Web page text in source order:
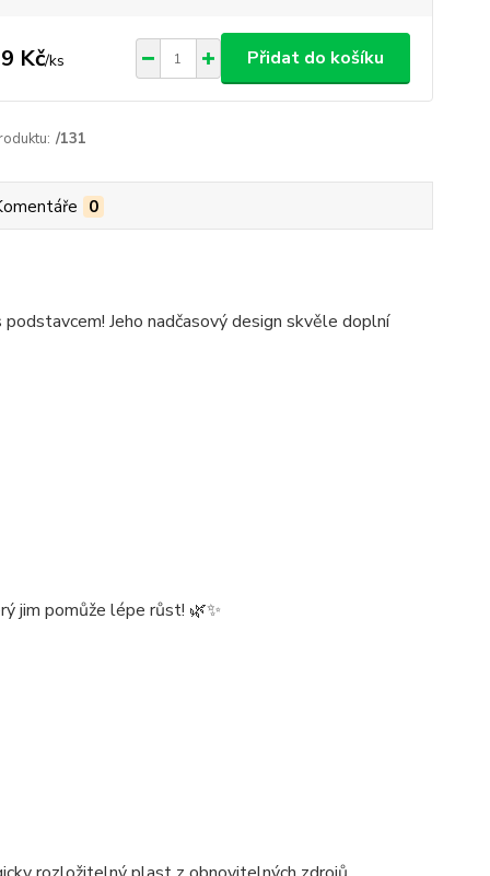
Kč/ks Přidat do košíku
/131
0
Jeho nadčasový design skvěle doplní
jim pomůže lépe růst! 🌿✨